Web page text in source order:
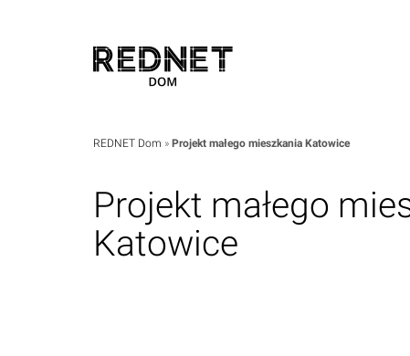
REDNET Dom » Projekt małego mieszkania Katowice
Projekt małego
Katowice